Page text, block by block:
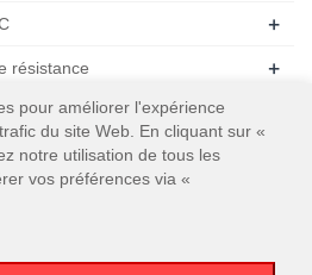
+
résistance +
3dB
pour améliorer l'expérience
du site Web. En cliquant sur «
notre utilisation de tous les
vos préférences via «